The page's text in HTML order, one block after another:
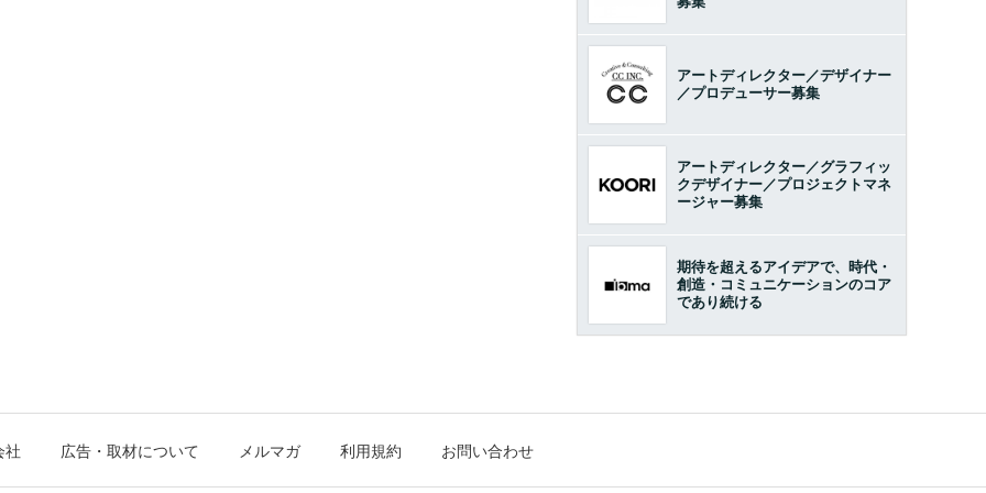
アートディレクター／デザイナー
／プロデューサー募集
アートディレクター／グラフィッ
クデザイナー／プロジェクトマネ
ージャー募集
期待を超えるアイデアで、時代・
創造・コミュニケーションのコア
であり続ける
社 広告・取材について メルマガ 利用規約 お問い合わせ